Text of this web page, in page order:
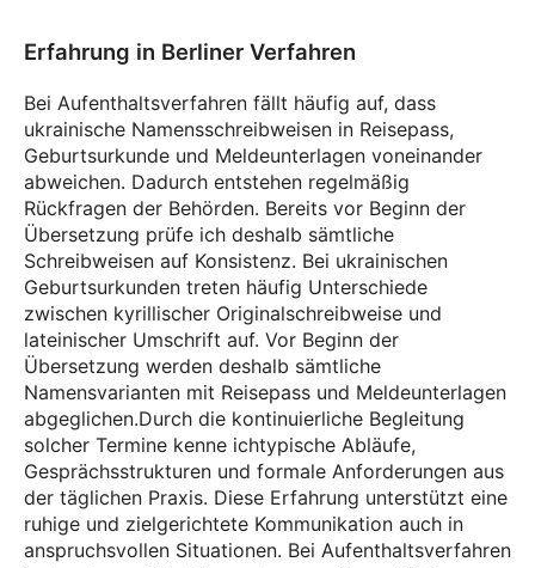
Erfahrung in Berliner Verfahren
Bei Aufenthaltsverfahren fällt häufig auf, dass
ukrainische Namensschreibweisen in Reisepass,
Geburtsurkunde und Meldeunterlagen voneinander
abweichen. Dadurch entstehen regelmäßig
Rückfragen der Behörden. Bereits vor Beginn der
Übersetzung prüfe ich deshalb sämtliche
Schreibweisen auf Konsistenz. Bei ukrainischen
Geburtsurkunden treten häufig Unterschiede
zwischen kyrillischer Originalschreibweise und
lateinischer Umschrift auf. Vor Beginn der
Übersetzung werden deshalb sämtliche
Namensvarianten mit Reisepass und Meldeunterlagen
abgeglichen.Durch die kontinuierliche Begleitung
solcher Termine kenne ichtypische Abläufe,
Gesprächsstrukturen und formale Anforderungen aus
der täglichen Praxis. Diese Erfahrung unterstützt eine
ruhige und zielgerichtete Kommunikation auch in
anspruchsvollen Situationen. Bei Aufenthaltsverfahren